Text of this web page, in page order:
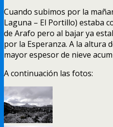
Cuando subimos por la
Laguna – El Portillo) estaba
de Arafo pero al bajar ya
por la Esperanza. A la altura
mayor espesor de nieve
A continuación las fotos: